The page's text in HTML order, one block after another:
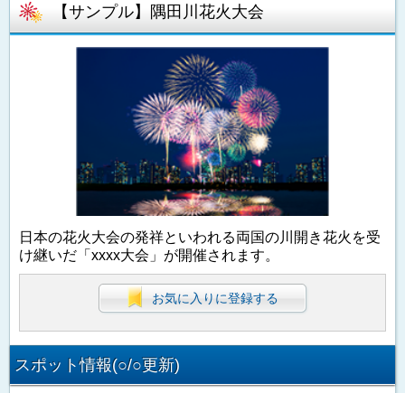
【サンプル】隅田川花火大会
日本の花火大会の発祥といわれる両国の川開き花火を受
け継いだ「xxxx大会」が開催されます。
お気に入りに登録する
スポット情報(○/○更新)